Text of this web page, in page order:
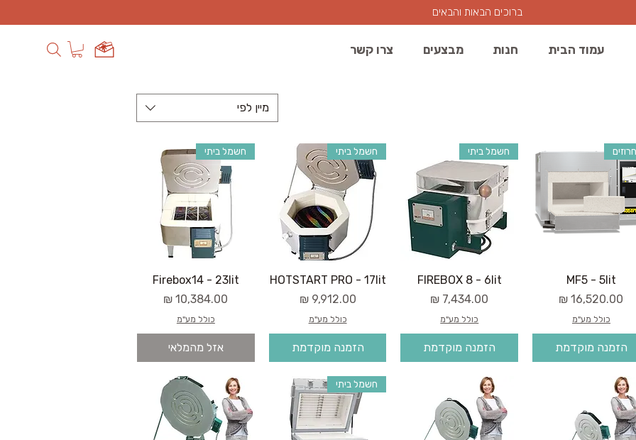
עמוד הבית חנות מבצעים צרו קשר
ברוכים הבאות והבאים
מיין לפי
MF5 - 5lit
מחיר
כולל מע"מ
הזמנה מוקדמת
חשמל ביתי
FIREBOX 8 - 6lit
מחיר
כולל מע"מ
הזמנה מוקדמת
חשמל ביתי
HOTSTART PRO - 17lit
מחיר
כולל מע"מ
הזמנה מוקדמת
חשמל ביתי
Firebox14 - 23lit
מחיר
כולל מע"מ
אזל מהמלאי
חשמל ביתי